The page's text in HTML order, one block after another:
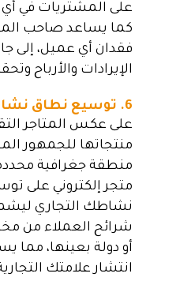
على المشتريات في
كما يساعد صاحب
فقدان أي عميل، إلى
الإيرادات والأرباح
6. توسيع نطاق نشاطك التجاري:
على عكس المتاجر
منتجاتها للجمهور
منطقة جغرافية
متجر إلكتروني على
نشاطك التجاري
شرائح العملاء من
أو دولة بعينها، مما
انتشار علامتك